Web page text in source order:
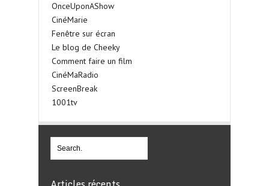
OnceUponAShow
CinéMarie
Fenêtre sur écran
Le blog de Cheeky
Comment faire un film
CinéMaRadio
ScreenBreak
1001tv